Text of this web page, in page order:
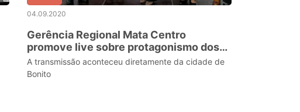
04.09.2020
Gerência Regional Mata Centro
promove live sobre protagonismo dos
estudantes
A transmissão aconteceu diretamente da cidade de
Bonito